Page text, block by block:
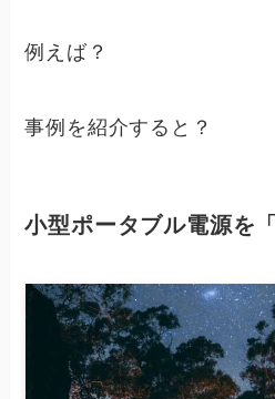
例えば？
事例を紹介すると？
小型ポータブル電源を